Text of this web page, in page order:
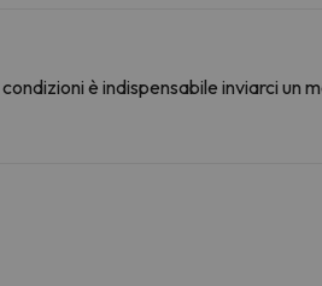
è indispensabile inviarci un